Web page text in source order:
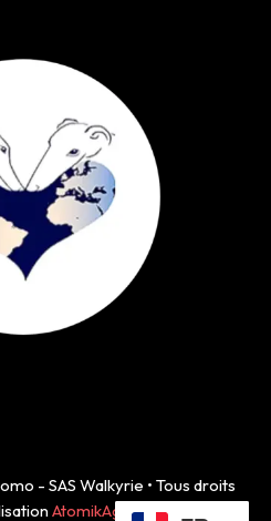
- SAS Walkyrie • Tous droits
AtomikAgency